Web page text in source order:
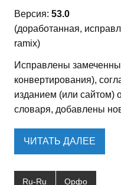
Версия: 53.0
(доработанная,
ramix)
Исправлены
конвертирования),
изданием (или сайтом)
словаря, добавлены
ЧИТАТЬ ДАЛЕЕ
Ru-Ru Орфо